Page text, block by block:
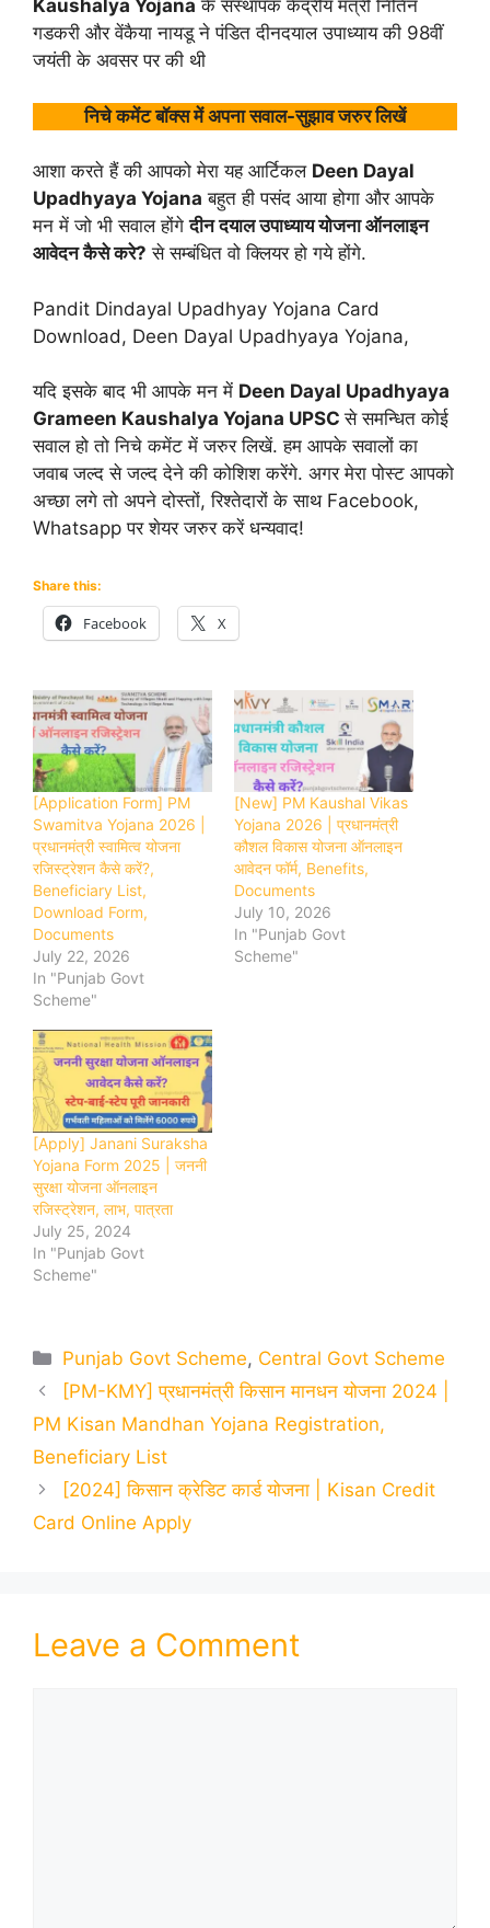
Kaushalya Yojana के संस्थापक केंद्रीय मंत्री नितिन
गडकरी और वेंकैया नायडू ने पंडित दीनदयाल उपाध्याय की 98वीं
जयंती के अवसर पर की थी
निचे कमेंट बॉक्स में अपना सवाल-सुझाव जरुर लिखें
आशा करते हैं की आपको मेरा यह आर्टिकल Deen Dayal
Upadhyaya Yojana बहुत ही पसंद आया होगा और आपके
मन में जो भी सवाल होंगेदीन दयाल उपाध्याय योजना ऑनलाइन
आवेदन कैसे करे? से सम्बंधित वो क्लियर हो गये होंगे.
Pandit Dindayal Upadhyay Yojana Card
Download, Deen Dayal Upadhyaya Yojana,
यदि इसके बाद भी आपके मन में Deen Dayal Upadhyaya
Grameen Kaushalya Yojana UPSCसे समन्धित कोई
सवाल हो तो निचे कमेंट में जरुर लिखें. हम आपके सवालों का
जवाब जल्द से जल्द देने की कोशिश करेंगे. अगर मेरा पोस्ट आपको
अच्छा लगे तो अपने दोस्तों, रिश्तेदारों के साथ Facebook,
Whatsapp पर शेयर जरुर करें धन्यवाद!
Share this:
Facebook X
[Application Form] PM
Swamitva Yojana 2026 |
प्रधानमंत्री स्वामित्व योजना
रजिस्ट्रेशन कैसे करें?,
Beneficiary List,
Download Form,
Documents
July 22, 2026
In "Punjab Govt
Scheme"
[New] PM Kaushal Vikas
Yojana 2026 | प्रधानमंत्री
कौशल विकास योजना ऑनलाइन
आवेदन फॉर्म, Benefits,
Documents
July 10, 2026
In "Punjab Govt
Scheme"
[Apply] Janani Suraksha
Yojana Form 2025 | जननी
सुरक्षा योजना ऑनलाइन
रजिस्ट्रेशन, लाभ, पात्रता
July 25, 2024
In "Punjab Govt
Scheme"
Categories
Punjab Govt Scheme, Central Govt Scheme
[PM-KMY] प्रधानमंत्री किसान मानधन योजना 2024 |
PM Kisan Mandhan Yojana Registration,
Beneficiary List
[2024] किसान क्रेडिट कार्ड योजना | Kisan Credit
Card Online Apply
Leave a Comment